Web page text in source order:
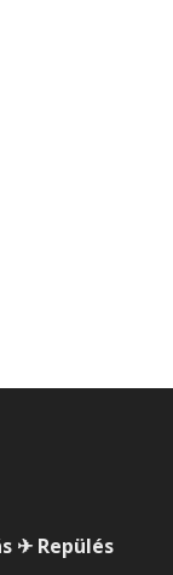
✈ Repülés